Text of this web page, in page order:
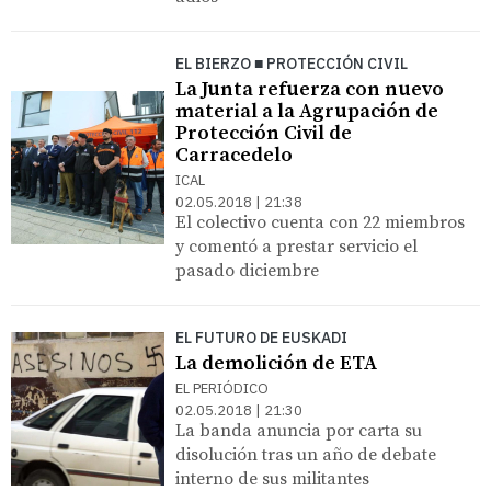
EL BIERZO ■ PROTECCIÓN CIVIL
La Junta refuerza con nuevo
material a la Agrupación de
Protección Civil de
Carracedelo
ICAL
02.05.2018 | 21:38
El colectivo cuenta con 22 miembros
y comentó a prestar servicio el
pasado diciembre
EL FUTURO DE EUSKADI
La demolición de ETA
EL PERIÓDICO
02.05.2018 | 21:30
La banda anuncia por carta su
disolución tras un año de debate
interno de sus militantes